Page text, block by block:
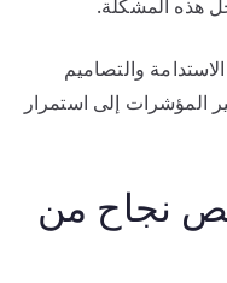
هذه المشكلة.
والتصاميم
المؤشرات إلى استمرار
نجاح من